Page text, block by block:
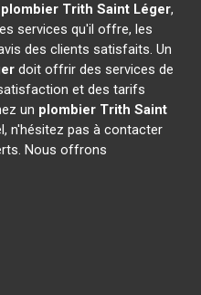
plombier Trith Saint Léger,
services qu'il offre, les
des clients satisfaits. Un
doit offrir des services de
et des tarifs
un plombier Trith Saint
n'hésitez pas à contacter
Nous offrons